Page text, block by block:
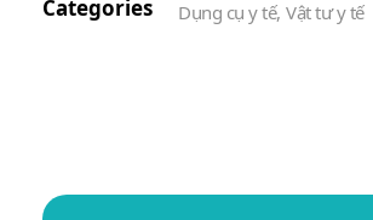
Categories Dụng cụ y tế,Vật tư y tế